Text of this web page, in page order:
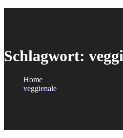
Schlagwort:
Home
veggienale